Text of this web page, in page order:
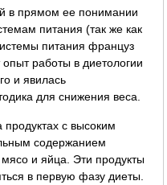
в прямом ее понимании
питания (так же как
питания француз
работы в диетологии
и явилась
для снижения веса.
с высоким
содержанием
и яйца. Эти продукты
в первую фазу диеты.